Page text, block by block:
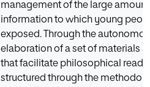
management of the large
information to which young
exposed. Through the
elaboration of a set of materials
that facilitate philosophical
structured through the